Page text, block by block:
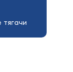
тягачи